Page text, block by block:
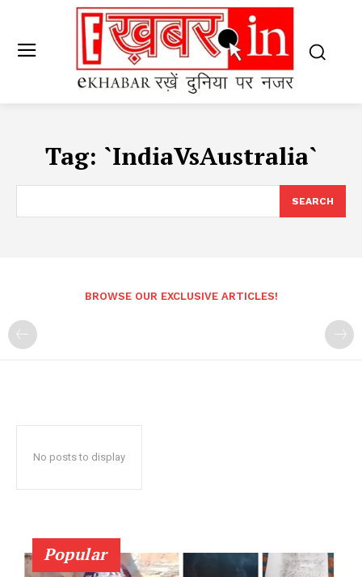
Tag: `IndiaVsAustralia`
SEARCH
BROWSE OUR EXCLUSIVE ARTICLES!
No posts to display
Popular